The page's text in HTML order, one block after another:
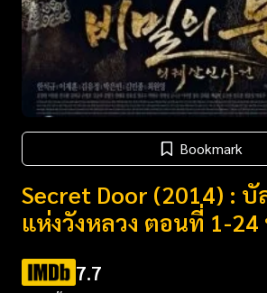
Bookmark
Secret Door (2014) : บั
แห่งวังหลวง ตอนที่ 1-
7.7